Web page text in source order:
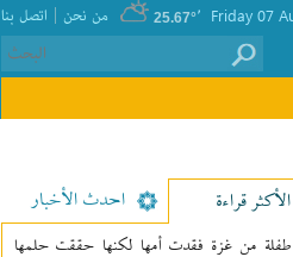
اتصل بنا | من نحن 25.67°
الأکثر قراءة احدث الأخبار
طفلة من غزة فقدت أمها لكنها حققت حلمها